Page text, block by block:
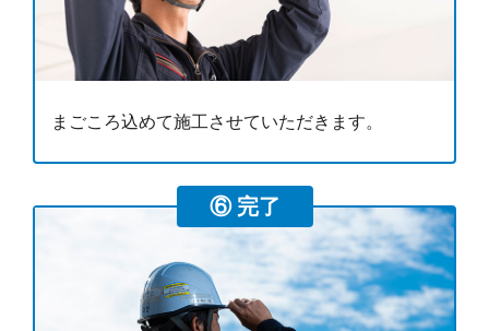
まごころ込めて施工させていただきます。
⑥ 完了